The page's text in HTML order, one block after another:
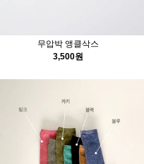
무압박 앵클삭스
3,500원